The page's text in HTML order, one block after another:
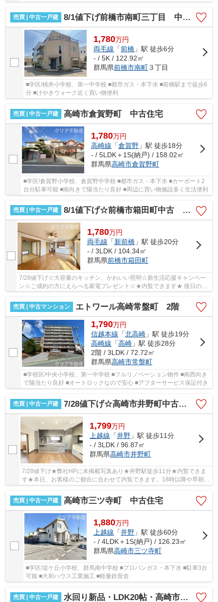
合せ下さい！
売買 | 中古一戸建
8/1値下げ前橋市南町三丁目 中古住宅
1,780万円
両毛線 「前橋 」駅 徒歩6分
- / 5K / 122.92㎡
群馬県前橋市南町３丁目
■学区/桃井小学校、第一中学校 ■都市ガス・本下水 ■前橋駅まで徒歩6
分 ■けやきウォーク近く買い物便利
売買 | 中古一戸建 高崎市倉賀野町 中古住宅
1,780万円
高崎線 「倉賀野 」駅 徒歩18分
- / 5LDK＋1S(納戸) / 158.02㎡
群馬県高崎市倉賀野町
■学区/倉賀野小学校、倉賀野中学校 ■都市ガス・本下水 ■カーポート2
台分駐車可能 ■南向きで陽当たり良好 ■周辺に買い物施設多く生活便利
売買 | 中古一戸建 8/1値下げ☆前橋市箱田町中古 洋風のかわいいお家
1,780万円
両毛線 「新前橋」駅 徒歩20分
- / 3LDK / 104.34㎡
群馬県前橋市箱田町
7/28値下げ☆大容量のキッチン、かわいい照明☆新生活応援キャンペー
ン☆ご成約の方にえらべる家電プレゼント☆★内覧できます★ 後日の内
売買 | 中古マンション
エトワール高崎常盤町 2階
1,790万円
信越本線 「北高崎 」駅 徒歩19分
高崎線 「高崎 」駅 徒歩28分
2階 / 3LDK / 72.72㎡
群馬県高崎市常盤町
■学校区/中央小学校、第一中学校 ■フルリノベーション物件 ■南西向き
で陽当たり良好 ■オートロックなので安心 ■アフターサービス保証付き
売買 | 中古一戸建 7/28値下げ☆高崎市井野町中古 豪華な水回り♪
1,799万円
上越線 「井野 」駅 徒歩11分
- / 3LDK / 96.87㎡
群馬県高崎市井野町
7/28値下げ★弊社HPに未掲載写真あり★井野駅徒歩11分★内覧できま
す★本日、お客様のご都合に合わせて内覧できます。18時以降や早朝も
売買 | 中古一戸建
高崎市三ツ寺町 中古住宅
1,880万円
上越線 「井野 」駅 徒歩60分
- / 4LDK＋1S(納戸) / 126.23㎡
群馬県高崎市三ツ寺町
■学区/堤ケ丘小学校、群馬南中学校 ■プロパンガス・本下水 ■駐車3台
可能 ■大和ハウス工業施工 ■軽量鉄骨造
売買 | 中古一戸建 水回り新品・LDK20帖・高崎市新町